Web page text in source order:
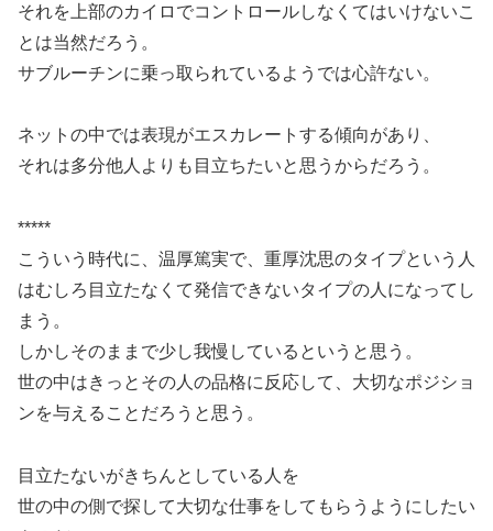
それを上部のカイロでコントロールしなくてはいけないこ
とは当然だろう。
サブルーチンに乗っ取られているようでは心許ない。
ネットの中では表現がエスカレートする傾向があり、
それは多分他人よりも目立ちたいと思うからだろう。
*****
こういう時代に、温厚篤実で、重厚沈思のタイプという人
はむしろ目立たなくて発信できないタイプの人になってし
まう。
しかしそのままで少し我慢しているというと思う。
世の中はきっとその人の品格に反応して、大切なポジショ
ンを与えることだろうと思う。
目立たないがきちんとしている人を
世の中の側で探して大切な仕事をしてもらうようにしたい